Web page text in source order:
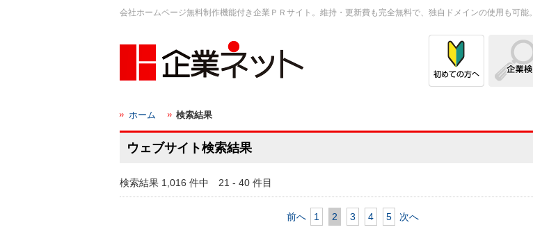
会社ホームページ無料制作機能付き企業ＰＲサイト。維持・更新費も完全無料で、独自ドメインの使用も可能。
ホーム 検索結果
ウェブサイト検索結果
検索結果 1,016 件中 21 - 40 件目
前へ 1 2 3 4 5 次へ